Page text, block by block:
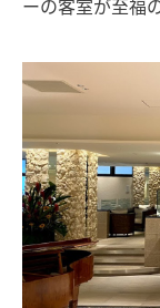
ーの客室が至福